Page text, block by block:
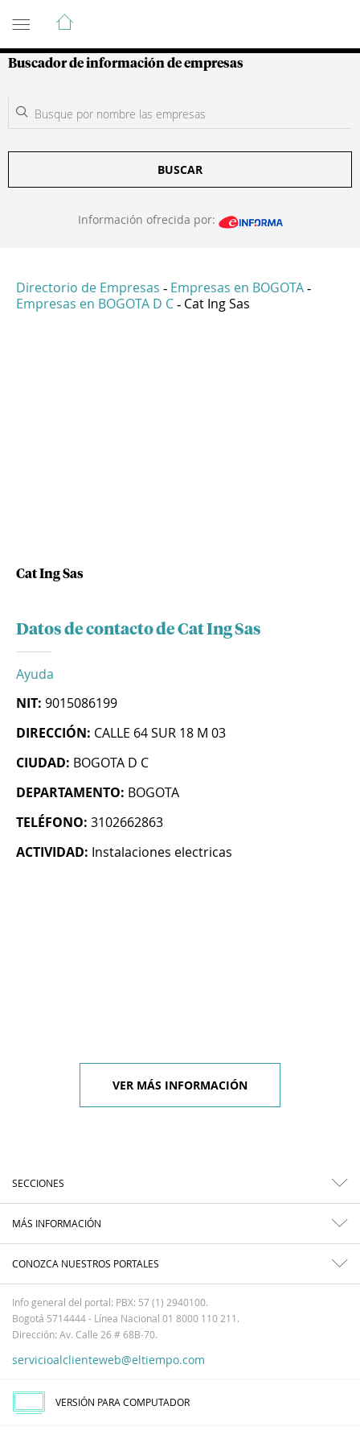
Guía de Empresas Colombianas
Buscador de información de empresas
BUSCAR
Información ofrecida por:
Directorio de Empresas - Empresas en BOGOTA -
Empresas en BOGOTA D C - Cat Ing Sas
Cat Ing Sas
Datos de contacto de Cat Ing Sas
Ayuda
NIT: 9015086199
DIRECCIÓN: CALLE 64 SUR 18 M 03
CIUDAD: BOGOTA D C
DEPARTAMENTO: BOGOTA
TELÉFONO: 3102662863
ACTIVIDAD: Instalaciones electricas
VER MÁS INFORMACIÓN
SECCIONES
MÁS INFORMACIÓN
CONOZCA NUESTROS PORTALES
Info general del portal: PBX: 57 (1) 2940100.
Bogotá 5714444 - Línea Nacional 01 8000 110 211.
Dirección: Av. Calle 26 # 68B-70.
servicioalclienteweb@eltiempo.com
VERSIÓN PARA COMPUTADOR